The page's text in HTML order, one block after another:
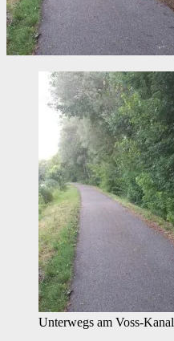
Unterwegs am Voss-Kanal